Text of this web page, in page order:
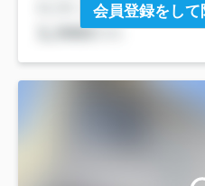
会員登録をし